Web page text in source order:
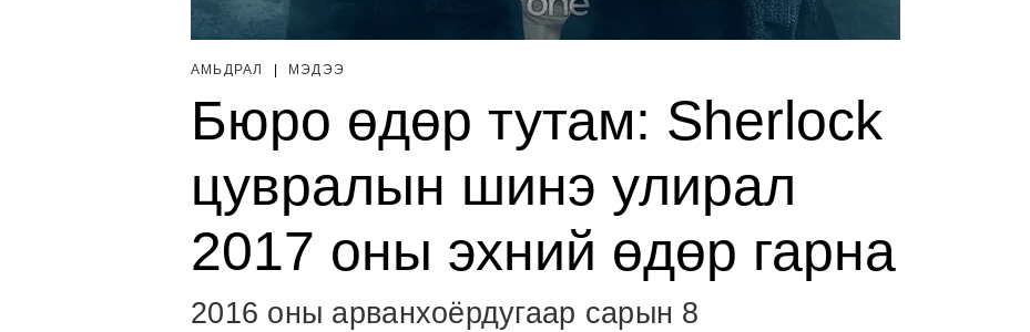
АМЬДРАЛ МЭДЭЭ
Бюро өдөр тутам: Sherlock
цувралын шинэ улирал
2017 оны эхний өдөр гарна
2016 оны арванхоёрдугаар сарын 8